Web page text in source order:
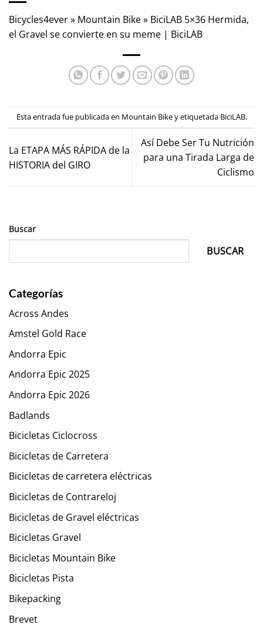
Bicycles4ever» Mountain Bike» BiciLAB 5×36 Hermida,
el Gravel se convierte en su meme | BiciLAB
Esta entrada fue publicada en Mountain Bikey etiquetada BiciLAB.
La ETAPA MÁS RÁPIDA de la
HISTORIA del GIRO
Así Debe Ser Tu Nutrición
para una Tirada Larga de
Ciclismo
Buscar
BUSCAR
Categorías
Across Andes
Amstel Gold Race
Andorra Epic
Andorra Epic 2025
Andorra Epic 2026
Badlands
Bicicletas Ciclocross
Bicicletas de Carretera
Bicicletas de carretera eléctricas
Bicicletas de Contrareloj
Bicicletas de Gravel eléctricas
Bicicletas Gravel
Bicicletas Mountain Bike
Bicicletas Pista
Bikepacking
Brevet